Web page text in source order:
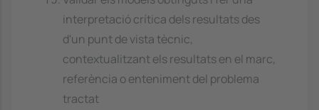
interpretació crítica dels resultats des
d'un punt de vista tècnic,
contextualitzant els resultats en el marc,
referència o enteniment del problema
tractat